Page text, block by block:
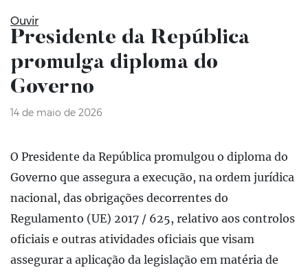
Ouvir
Presidente da República
promulga diploma do
Governo
14 de maio de 2026
O Presidente da República promulgou o diploma do
Governo que assegura a execução, na ordem jurídica
nacional, das obrigações decorrentes do
Regulamento (UE) 2017 / 625, relativo aos controlos
oficiais e outras atividades oficiais que visam
assegurar a aplicação da legislação em matéria de